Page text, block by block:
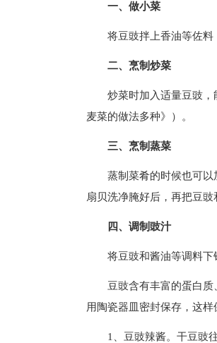
一、做小菜
将豆豉拌上香油等佐料
二、烹制炒菜
炒菜时加入适量豆豉
麦菜的做法多种》）。
三、烹制蒸菜
蒸制菜肴的时候也可
扇贝洗净腌好后，再把豆豉
四、调制豉汁
将豆豉和酱油等调料下
豆豉含有丰富的蛋白
用陶瓷器皿密封保存，这样
1、豆豉辣酱。干豆豉